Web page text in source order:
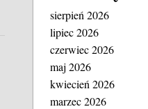
sierpień 2026
lipiec 2026
czerwiec 2026
maj 2026
kwiecień 2026
marzec 2026